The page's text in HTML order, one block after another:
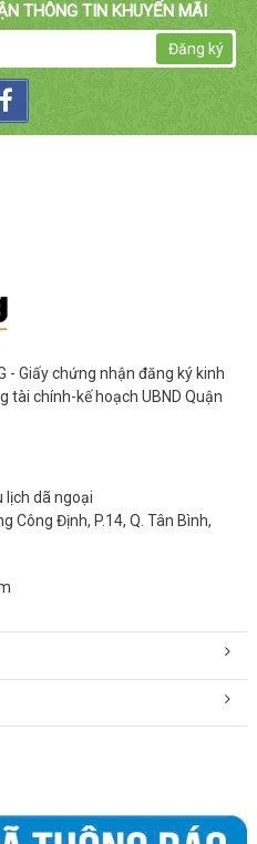
THÔNG TIN KHUYẾN MÃI
Đăng ký
- Giấy chứng nhận đăng ký kinh
tài chính-kế hoạch UBND Quận
lịch dã ngoại
Công Định, P.14, Q. Tân Bình,